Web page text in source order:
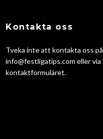
Kontakta oss
Tveka inte att kontakta oss på
info@festligatips.com eller via
kontaktformuläret.